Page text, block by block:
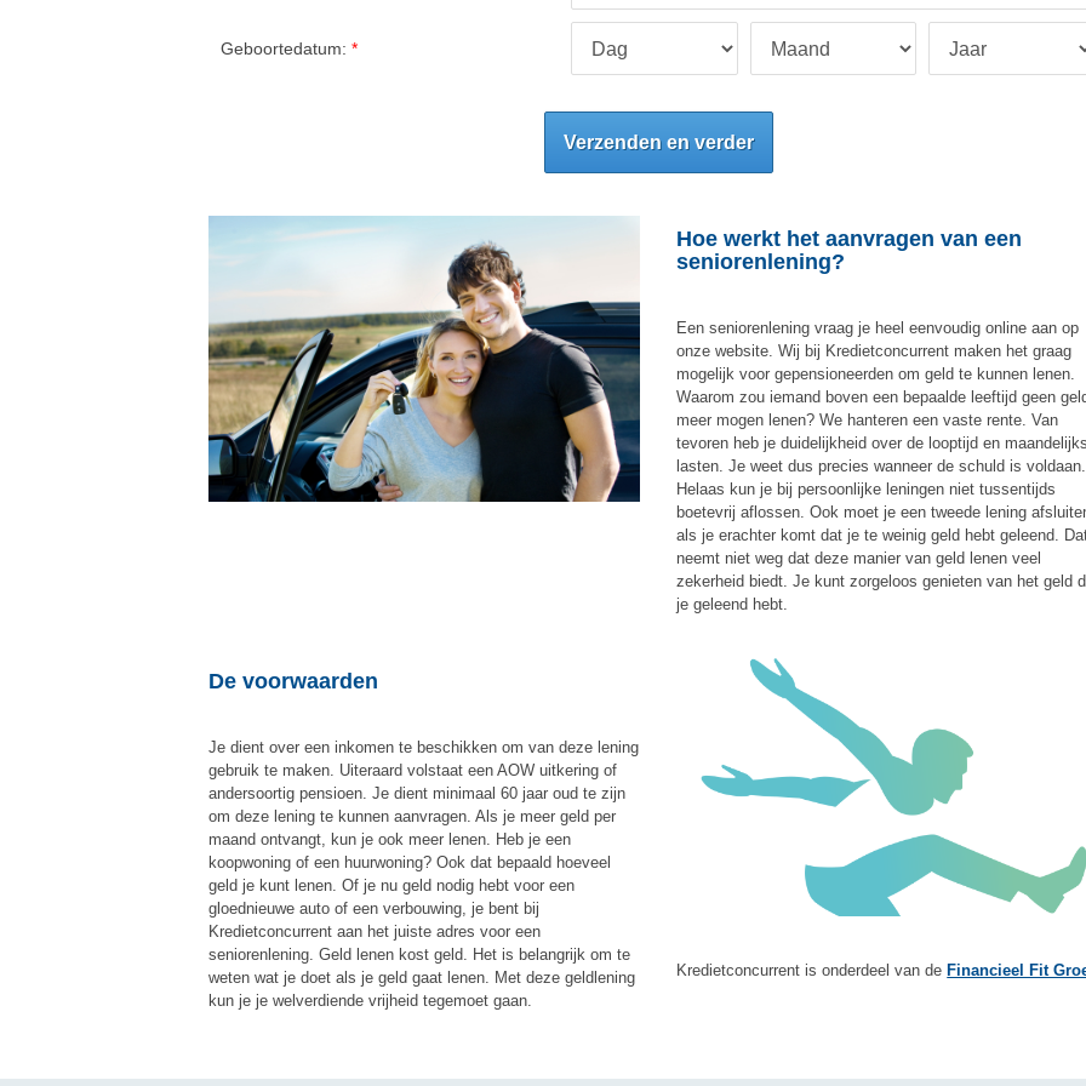
Geboortedatum:
Verzenden en verder
Hoe werkt het aanvragen van een
seniorenlening?
Een seniorenlening vraag je heel eenvoudig online aan op
onze website. Wij bij Kredietconcurrent maken het graag
mogelijk voor gepensioneerden om geld te kunnen lenen.
Waarom zou iemand boven een bepaalde leeftijd geen
meer mogen lenen? We hanteren een vaste rente. Van
tevoren heb je duidelijkheid over de looptijd en
lasten. Je weet dus precies wanneer de schuld is voldaan.
Helaas kun je bij persoonlijke leningen niet tussentijds
boetevrij aflossen. Ook moet je een tweede lening
als je erachter komt dat je te weinig geld hebt geleend.
neemt niet weg dat deze manier van geld lenen veel
zekerheid biedt. Je kunt zorgeloos genieten van het geld
je geleend hebt.
De voorwaarden
Je dient over een inkomen te beschikken om van deze lening
gebruik te maken. Uiteraard volstaat een AOW uitkering of
andersoortig pensioen. Je dient minimaal 60 jaar oud te zijn
om deze lening te kunnen aanvragen. Als je meer geld per
maand ontvangt, kun je ook meer lenen. Heb je een
koopwoning of een huurwoning? Ook dat bepaald hoeveel
geld je kunt lenen. Of je nu geld nodig hebt voor een
gloednieuwe auto of een verbouwing, je bent bij
Kredietconcurrent aan het juiste adres voor een
seniorenlening. Geld lenen kost geld. Het is belangrijk om te
weten wat je doet als je geld gaat lenen. Met deze geldlening
kun je je welverdiende vrijheid tegemoet gaan.
Kredietconcurrent is onderdeel van de Financieel Fit